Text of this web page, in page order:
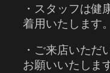
・スタッフは健
着用いたします。
・ご来店いただ
お願いいたします